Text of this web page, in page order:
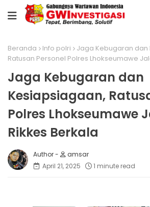
Beranda Info polri
Jaga Kebugaran
Ratusan Personel Polres Lhokseumawe
Jaga Kebugaran dan
Kesiapsiagaan,
Polres Lhokseumawe
Rikkes Berkala
amsar
April 21, 2025
1 minute read